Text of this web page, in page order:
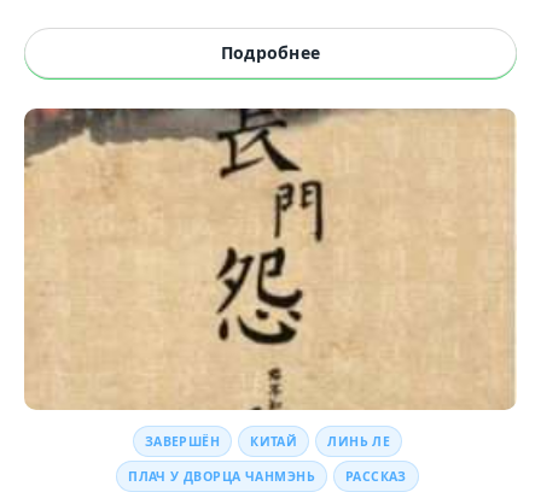
Подробнее
ЗАВЕРШЁН КИТАЙ ЛИНЬ ЛЕ
ПЛАЧ У ДВОРЦА ЧАНМЭНЬ РАССКАЗ